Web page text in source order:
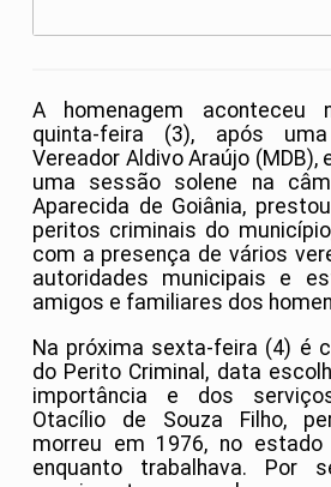
A homenagem aconteceu
quinta-feira (3), após
Vereador Aldivo Araújo (MDB),
uma sessão solene na
Aparecida de Goiânia,
peritos criminais do
com a presença de vários
autoridades municipais e
amigos e familiares dos
Na próxima sexta-feira (4) é
do Perito Criminal, data
importância e dos
Otacílio de Souza Filho,
morreu em 1976, no estado
enquanto trabalhava. Por